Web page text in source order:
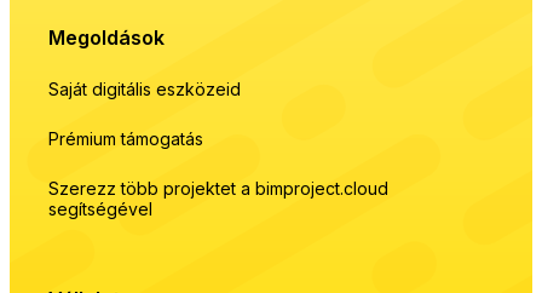
Megoldások
Saját digitális eszközeid
Prémium támogatás
Szerezz több projektet a bimproject.cloud
segítségével